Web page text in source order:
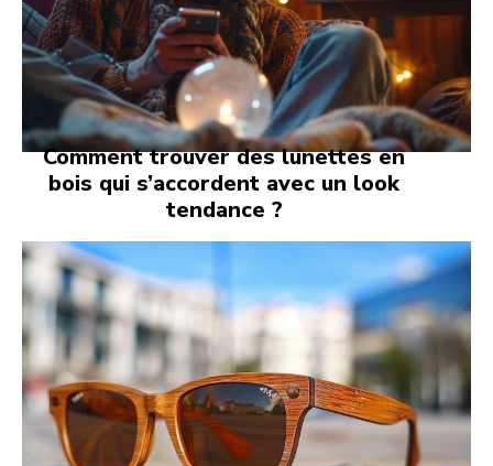
Comment trouver des lunettes en
bois qui s’accordent avec un look
tendance ?